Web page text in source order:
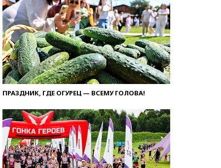
ПРАЗДНИК, ГДЕ ОГУРЕЦ — ВСЕМУ ГОЛОВА!